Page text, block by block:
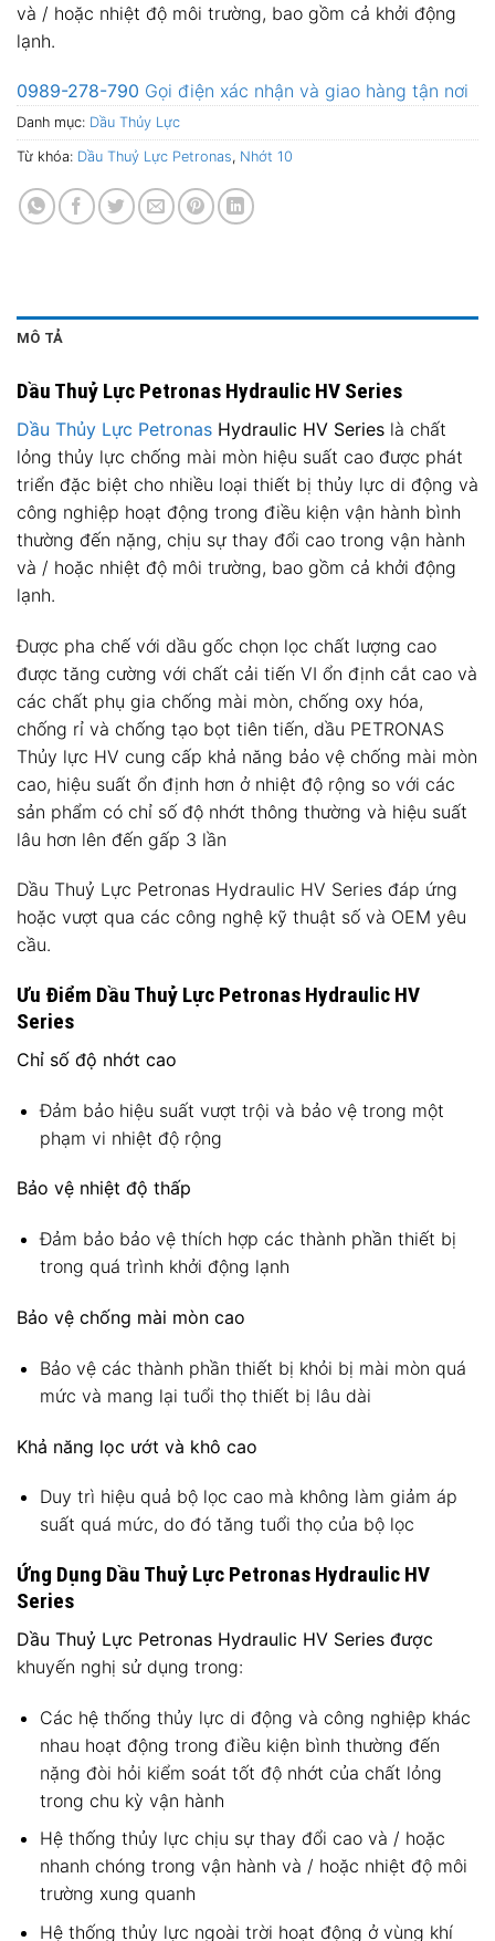
và / hoặc nhiệt độ môi trường, bao gồm cả khởi động
lạnh.
0989-278-790 Gọi điện xác nhận và giao hàng tận nơi
Danh mục: Dầu Thủy Lực
Từ khóa: Dầu Thuỷ Lực Petronas, Nhớt 10
MÔ TẢ
Dầu Thuỷ Lực Petronas Hydraulic HV Series
Dầu Thủy Lực Petronas Hydraulic HV Series là chất
lỏng thủy lực chống mài mòn hiệu suất cao được phát
triển đặc biệt cho nhiều loại thiết bị thủy lực di động và
công nghiệp hoạt động trong điều kiện vận hành bình
thường đến nặng, chịu sự thay đổi cao trong vận hành
và / hoặc nhiệt độ môi trường, bao gồm cả khởi động
lạnh.
Được pha chế với dầu gốc chọn lọc chất lượng cao
được tăng cường với chất cải tiến VI ổn định cắt cao và
các chất phụ gia chống mài mòn, chống oxy hóa,
chống rỉ và chống tạo bọt tiên tiến, dầu PETRONAS
Thủy lực HV cung cấp khả năng bảo vệ chống mài mòn
cao, hiệu suất ổn định hơn ở nhiệt độ rộng so với các
sản phẩm có chỉ số độ nhớt thông thường và hiệu suất
lâu hơn lên đến gấp 3 lần
Dầu Thuỷ Lực Petronas Hydraulic HV Series đáp ứng
hoặc vượt qua các công nghệ kỹ thuật số và OEM yêu
cầu.
Ưu Điểm Dầu Thuỷ Lực Petronas Hydraulic HV
Series
Chỉ số độ nhớt cao
Đảm bảo hiệu suất vượt trội và bảo vệ trong một
phạm vi nhiệt độ rộng
Bảo vệ nhiệt độ thấp
Đảm bảo bảo vệ thích hợp các thành phần thiết bị
trong quá trình khởi động lạnh
Bảo vệ chống mài mòn cao
Bảo vệ các thành phần thiết bị khỏi bị mài mòn quá
mức và mang lại tuổi thọ thiết bị lâu dài
Khả năng lọc ướt và khô cao
Duy trì hiệu quả bộ lọc cao mà không làm giảm áp
suất quá mức, do đó tăng tuổi thọ của bộ lọc
Ứng Dụng Dầu Thuỷ Lực Petronas Hydraulic HV
Series
Dầu Thuỷ Lực Petronas Hydraulic HV Series được
khuyến nghị sử dụng trong:
Các hệ thống thủy lực di động và công nghiệp khác
nhau hoạt động trong điều kiện bình thường đến
nặng đòi hỏi kiểm soát tốt độ nhớt của chất lỏng
trong chu kỳ vận hành
Hệ thống thủy lực chịu sự thay đổi cao và / hoặc
nhanh chóng trong vận hành và / hoặc nhiệt độ môi
trường xung quanh
Hệ thống thủy lực ngoài trời hoạt động ở vùng khí